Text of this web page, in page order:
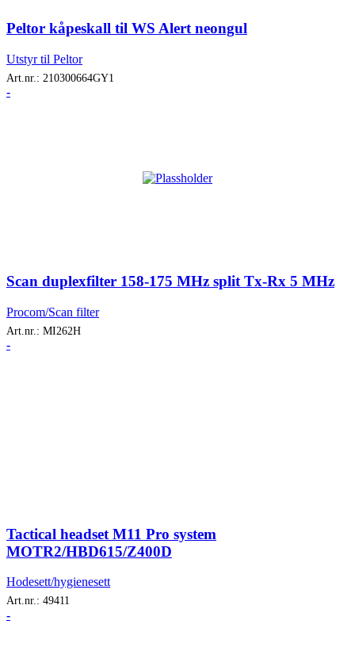
Peltor kåpeskall til WS Alert neongul
Utstyr til Peltor
Art.nr.: 210300664GY1
-
Scan duplexfilter 158-175 MHz split Tx-Rx 5 MHz
Procom/Scan filter
Art.nr.: MI262H
-
Tactical headset M11 Pro system
MOTR2/HBD615/Z400D
Hodesett/hygienesett
Art.nr.: 49411
-